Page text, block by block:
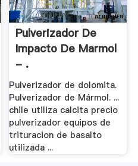
Pulverizador De
Impacto De Marmol
- .
Pulverizador de dolomita.
Pulverizador de Mármol. ...
chile utiliza calcita precio
pulverizador equipos de
trituracion de basalto
utilizada ...